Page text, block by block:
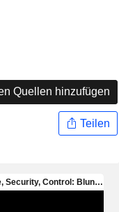
Quellen hinzufügen
Teilen